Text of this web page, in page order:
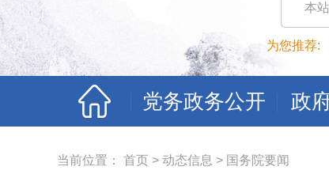
本
为您推荐:
党务政务公开 政
当前位置： 首页 > 动态信息 > 国务院要闻